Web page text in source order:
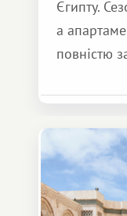
Єгипту.
а
повністю